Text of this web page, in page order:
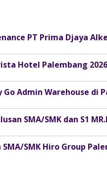
Admin Warehouse di